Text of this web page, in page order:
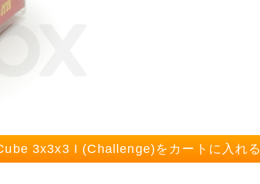
3x3x3 I (Challenge)をカートに入れる